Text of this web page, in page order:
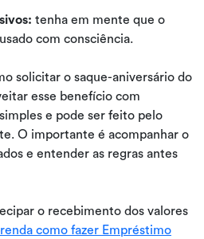
tenha em mente que o
com consciência.
solicitar o saque-aniversário do
esse benefício com
e pode ser feito pelo
O importante é acompanhar o
e entender as regras antes
o recebimento dos valores
como fazer Empréstimo